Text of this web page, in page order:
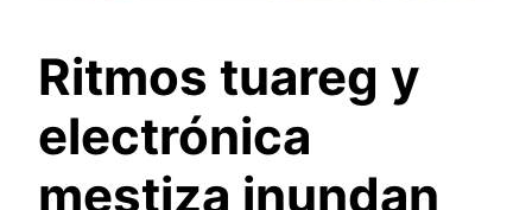
Ritmos tuareg y
electrónica
mestiza inundan